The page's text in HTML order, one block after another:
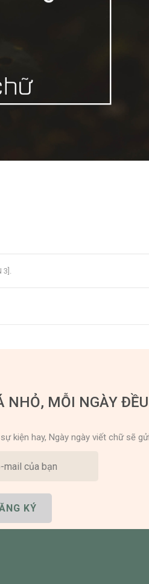
3]
NHỎ, MỖI NGÀY
kiện hay, Ngày ngày viết chữ sẽ